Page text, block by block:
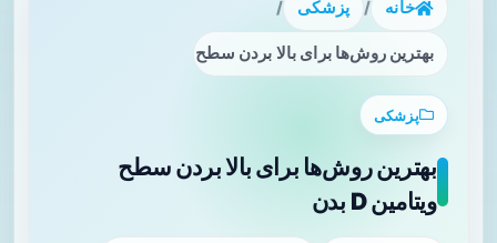
خانه / پزشکی /
بهترین روش‌ها برای بالا بردن سطح ویتامین D بدن
پزشکی
بهترین روش‌ها برای بالا بردن سطح
ویتامین D بدن